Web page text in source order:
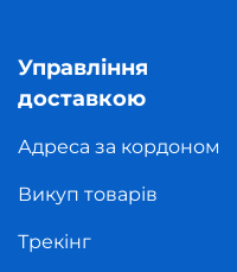
Управління
доставкою
Адреса за кордоном
Викуп товарів
Трекінг